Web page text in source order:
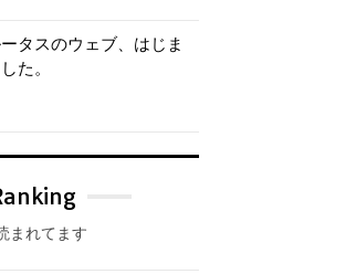
タスのウェブ、はじま
た。
まれてます